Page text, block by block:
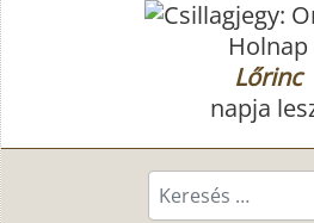
Holnap
Lőrinc
napja
Keresés...